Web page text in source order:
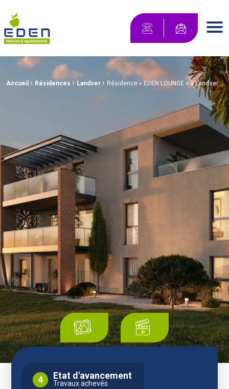
Maisons Eden Maisons & Appartements
Contactez-
Fil d'Ariane :
Accueil › Résidences ›Landser › Résidence « EDEN LOUNGE » à Landser
4 Etat d'avancement
Travaux achevés